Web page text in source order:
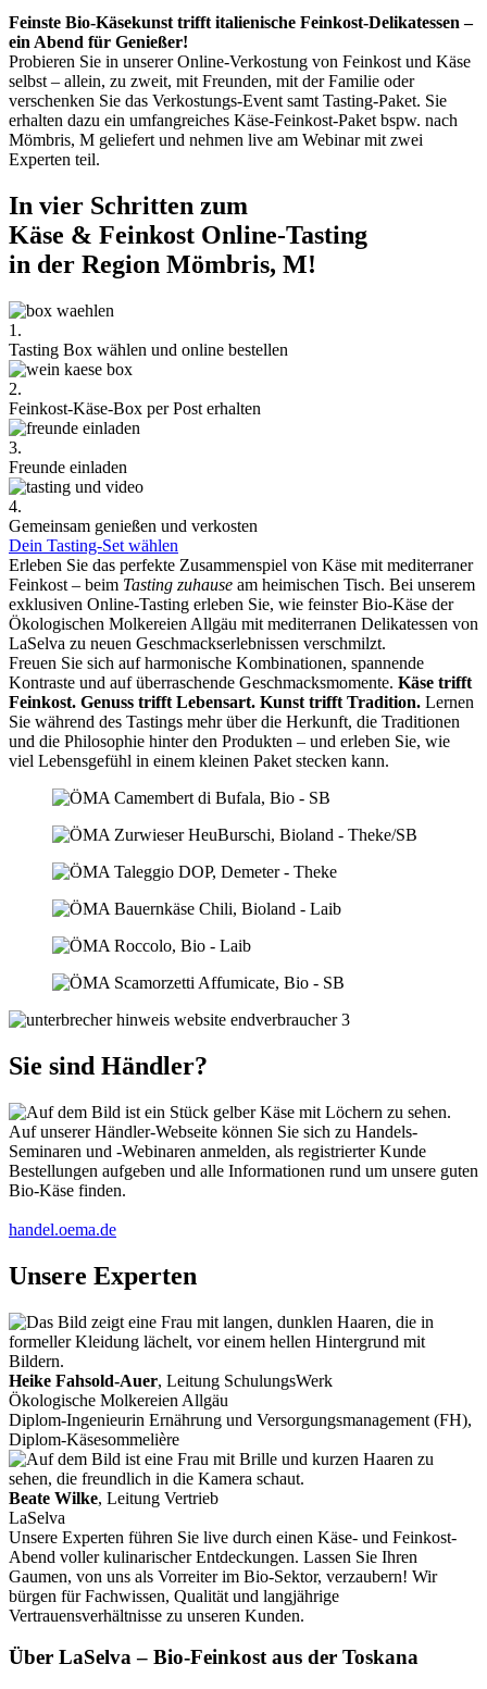
Feinste Bio-Käsekunst trifft italienische Feinkost-Delikatessen –
ein Abend für Genießer!
Probieren Sie in unserer Online-Verkostung von Feinkost und Käse
selbst – allein, zu zweit, mit Freunden, mit der Familie oder
verschenken Sie das Verkostungs-Event samt Tasting-Paket. Sie
erhalten dazu ein umfangreiches Käse-Feinkost-Paket bspw. nach
Mömbris, M geliefert und nehmen live am Webinar mit zwei
Experten teil.
In vier Schritten zum
Käse & Feinkost Online-Tasting
in der Region Mömbris, M!
1.
Tasting Box wählen und online bestellen
2.
Feinkost-Käse-Box per Post erhalten
3.
Freunde einladen
4.
Gemeinsam genießen und verkosten
Dein Tasting-Set wählen
Erleben Sie das perfekte Zusammenspiel von Käse mit mediterraner
Feinkost – beim Tasting zuhause am heimischen Tisch. Bei unserem
exklusiven Online-Tasting erleben Sie, wie feinster Bio-Käse der
Ökologischen Molkereien Allgäu mit mediterranen Delikatessen von
LaSelva zu neuen Geschmackserlebnissen verschmilzt.
Freuen Sie sich auf harmonische Kombinationen, spannende
Kontraste und auf überraschende Geschmacksmomente. Käse trifft
Feinkost. Genuss trifft Lebensart. Kunst trifft Tradition. Lernen
Sie während des Tastings mehr über die Herkunft, die Traditionen
und die Philosophie hinter den Produkten – und erleben Sie, wie
viel Lebensgefühl in einem kleinen Paket stecken kann.
Sie sind Händler?
Auf unserer Händler-Webseite können Sie sich zu Handels-
Seminaren und -Webinaren anmelden, als registrierter Kunde
Bestellungen aufgeben und alle Informationen rund um unsere guten
Bio-Käse finden.
handel.oema.de
Unsere Experten
Heike Fahsold-Auer, Leitung SchulungsWerk
Ökologische Molkereien Allgäu
Diplom-Ingenieurin Ernährung und Versorgungsmanagement (FH),
Diplom-Käsesommelière
Beate Wilke, Leitung Vertrieb
LaSelva
Unsere Experten führen Sie live durch einen Käse- und Feinkost-
Abend voller kulinarischer Entdeckungen. Lassen Sie Ihren
Gaumen, von uns als Vorreiter im Bio-Sektor, verzaubern! Wir
bürgen für Fachwissen, Qualität und langjährige
Vertrauensverhältnisse zu unseren Kunden.
Über LaSelva – Bio-Feinkost aus der Toskana